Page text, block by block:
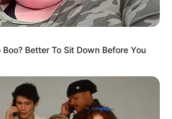
Better To Sit Down Before You